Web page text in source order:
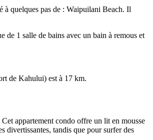
à quelques pas de : Waipuilani Beach. Il
de 1 salle de bains avec un bain à remous et
de Kahului) est à 17 km.
appartement condo offre un lit en mousse
divertissantes, tandis que pour surfer des